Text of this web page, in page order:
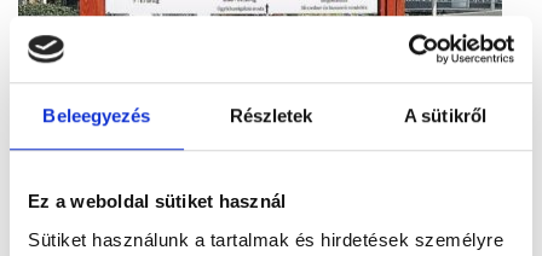
Beleegyezés Részletek A sütikről
Ez a weboldal sütiket használ
Sütiket használunk a tartalmak és hirdetések személyre
Figyelem! Módosul a Pécsi Köztemető
ügyfélszolgálatának nyitvatartása